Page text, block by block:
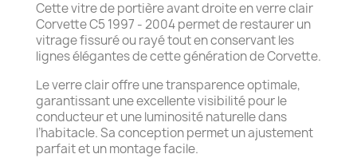
Cette vitre de portière avant droite en verre clair
Corvette C5 1997 - 2004 permet de restaurer un
vitrage fissuré ou rayé tout en conservant les
lignes élégantes de cette génération de Corvette.
Le verre clair offre une transparence optimale,
garantissant une excellente visibilité pour le
conducteur et une luminosité naturelle dans
l’habitacle. Sa conception permet un ajustement
parfait et un montage facile.